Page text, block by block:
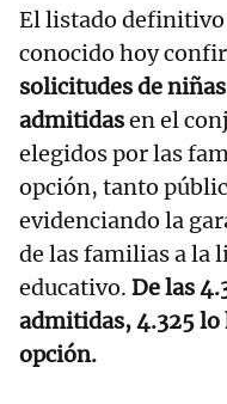
El listado
conocido hoy
solicitudes de
admitidasen el
elegidos por las
opción, tanto
evidenciando la
de las familias a la
educativo. De las
admitidas, 4.325 lo
opción.